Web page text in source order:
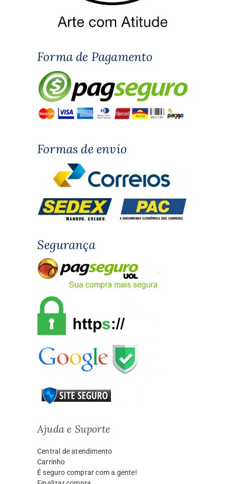
Forma de Pagamento
Formas de envio
Segurança
Ajuda e Suporte
Central de atendimento
Carrinho
É seguro comprar com a gente!